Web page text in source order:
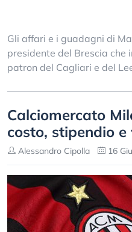
Gli affari e i guadagni di
presidente del Brescia che
patron del Cagliari e del
Calciomercato
costo, stipendio
Alessandro Cipolla 16